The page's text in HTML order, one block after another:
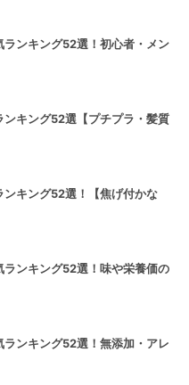
ンキング52選！初心者・メン
キング52選【プチプラ・髪質
ンキング52選！【焦げ付かな
ランキング52選！味や栄養価の
ランキング52選！無添加・アレ